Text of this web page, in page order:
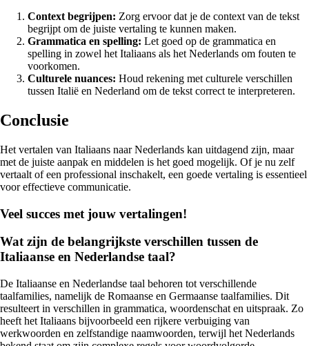
Context begrijpen: Zorg ervoor dat je de context van de tekst
begrijpt om de juiste vertaling te kunnen maken.
Grammatica en spelling: Let goed op de grammatica en
spelling in zowel het Italiaans als het Nederlands om fouten te
voorkomen.
Culturele nuances: Houd rekening met culturele verschillen
tussen Italië en Nederland om de tekst correct te interpreteren.
Conclusie
Het vertalen van Italiaans naar Nederlands kan uitdagend zijn, maar
met de juiste aanpak en middelen is het goed mogelijk. Of je nu zelf
vertaalt of een professional inschakelt, een goede vertaling is essentieel
voor effectieve communicatie.
Veel succes met jouw vertalingen!
Wat zijn de belangrijkste verschillen tussen de
Italiaanse en Nederlandse taal?
De Italiaanse en Nederlandse taal behoren tot verschillende
taalfamilies, namelijk de Romaanse en Germaanse taalfamilies. Dit
resulteert in verschillen in grammatica, woordenschat en uitspraak. Zo
heeft het Italiaans bijvoorbeeld een rijkere verbuiging van
werkwoorden en zelfstandige naamwoorden, terwijl het Nederlands